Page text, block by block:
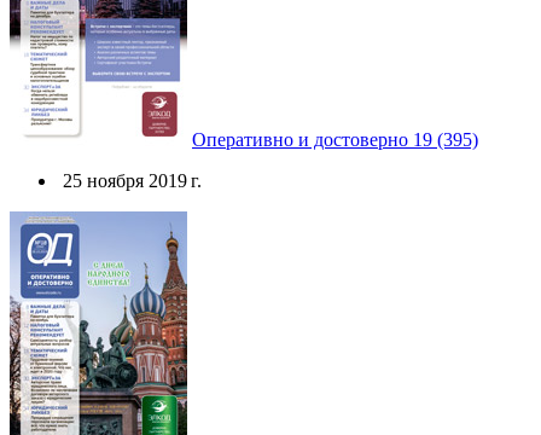
Оперативно и достоверно 19 (395)
25 ноября 2019 г.